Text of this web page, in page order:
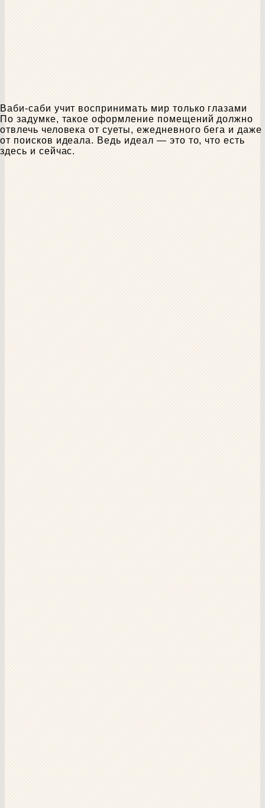
Ваби-саби учит воспринимать мир только глазами
По задумке, такое оформление помещений должно
отвлечь человека от суеты, ежедневного бега и даже
от поисков идеала. Ведь идеал — это то, что есть
здесь и сейчас.